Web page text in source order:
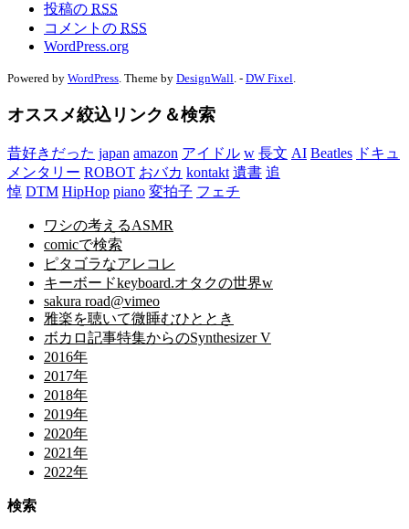
投稿の RSS
コメントの RSS
WordPress.org
Powered by WordPress. Theme by DesignWall. - DW Fixel.
オススメ絞込リンク＆検索
昔好きだった japan amazon アイドル w 長文 AI Beatles ドキュ
メンタリー ROBOT おバカ kontakt 遺書 追
悼 DTM HipHop piano 変拍子 フェチ
ワシの考えるASMR
comicで検索
ピタゴラなアレコレ
キーボードkeyboard.オタクの世界w
sakura road@vimeo
雅楽を聴いて微睡むひととき
ボカロ記事特集からのSynthesizer V
2016年
2017年
2018年
2019年
2020年
2021年
2022年
検索